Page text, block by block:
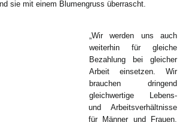
sie mit einem Blumengruss überrascht.
„Wir werden uns auch
weiterhin für gleiche
Bezahlung bei gleicher
Arbeit einsetzen. Wir
brauchen dringend
gleichwertige Lebens-
und Arbeitsverhältnisse
für Männer und Frauen.